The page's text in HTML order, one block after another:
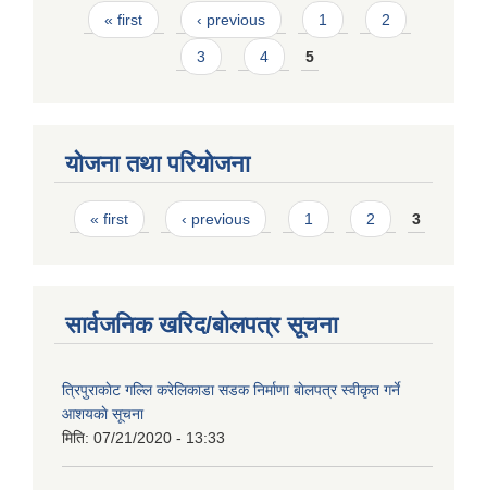
Pages
« first ‹ previous 1 2
3 4 5
योजना तथा परियोजना
Pages
« first ‹ previous 1 2 3
सार्वजनिक खरिद/बोलपत्र सूचना
त्रिपुराकाेट गल्लि करेलिकाडा सडक निर्माणा बाेलपत्र स्वीकृत गर्ने
आशयकाे सूचना
मिति: 07/21/2020 - 13:33